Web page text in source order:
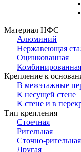
Материал НФС
Алюминий
Нержавеющая
Оцинкованная
Комбинированная
Крепление к
В межэтажные
К несущей стене
К стене и в
Тип крепления
Стоечная
Ригельная
Сточно-ригельная
Другая